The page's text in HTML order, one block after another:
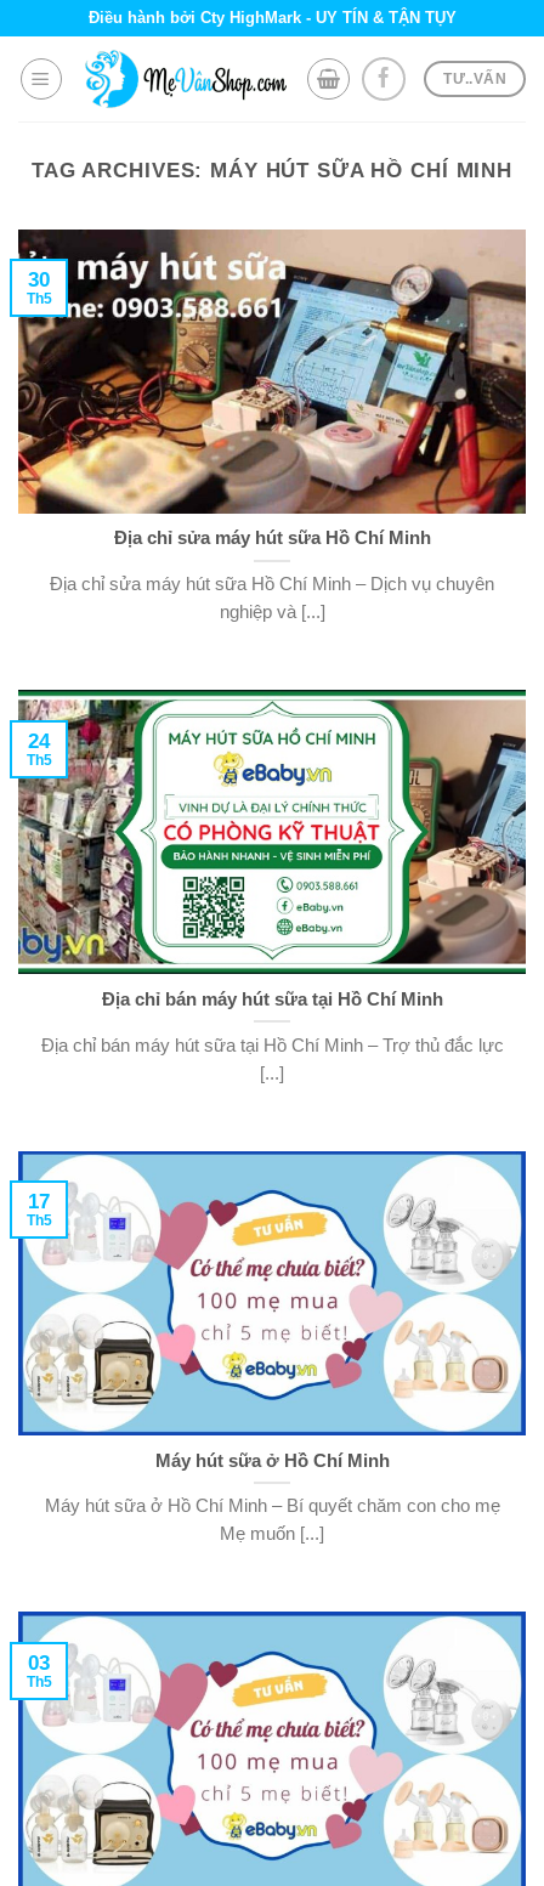
content
Điều hành bởi Cty HighMark - UY TÍN & TẬN TỤY
TƯ..VẤN
TAG ARCHIVES: MÁY HÚT SỮA HỒ CHÍ MINH
Địa chỉ sửa máy hút sữa Hồ Chí Minh
Địa chỉ sửa máy hút sữa Hồ Chí Minh – Dịch vụ chuyên
nghiệp và [...]
30
Th5
Địa chỉ bán máy hút sữa tại Hồ Chí Minh
Địa chỉ bán máy hút sữa tại Hồ Chí Minh – Trợ thủ đắc lực
[...]
24
Th5
Máy hút sữa ở Hồ Chí Minh
Máy hút sữa ở Hồ Chí Minh – Bí quyết chăm con cho mẹ
Mẹ muốn [...]
17
Th5
03
Th5